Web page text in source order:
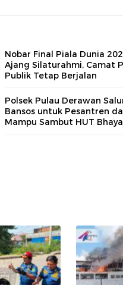
Nobar Final Piala Dunia
Ajang Silaturahmi, Camat
Publik Tetap Berjalan
Polsek Pulau Derawan
Bansos untuk Pesantren
Mampu Sambut HUT